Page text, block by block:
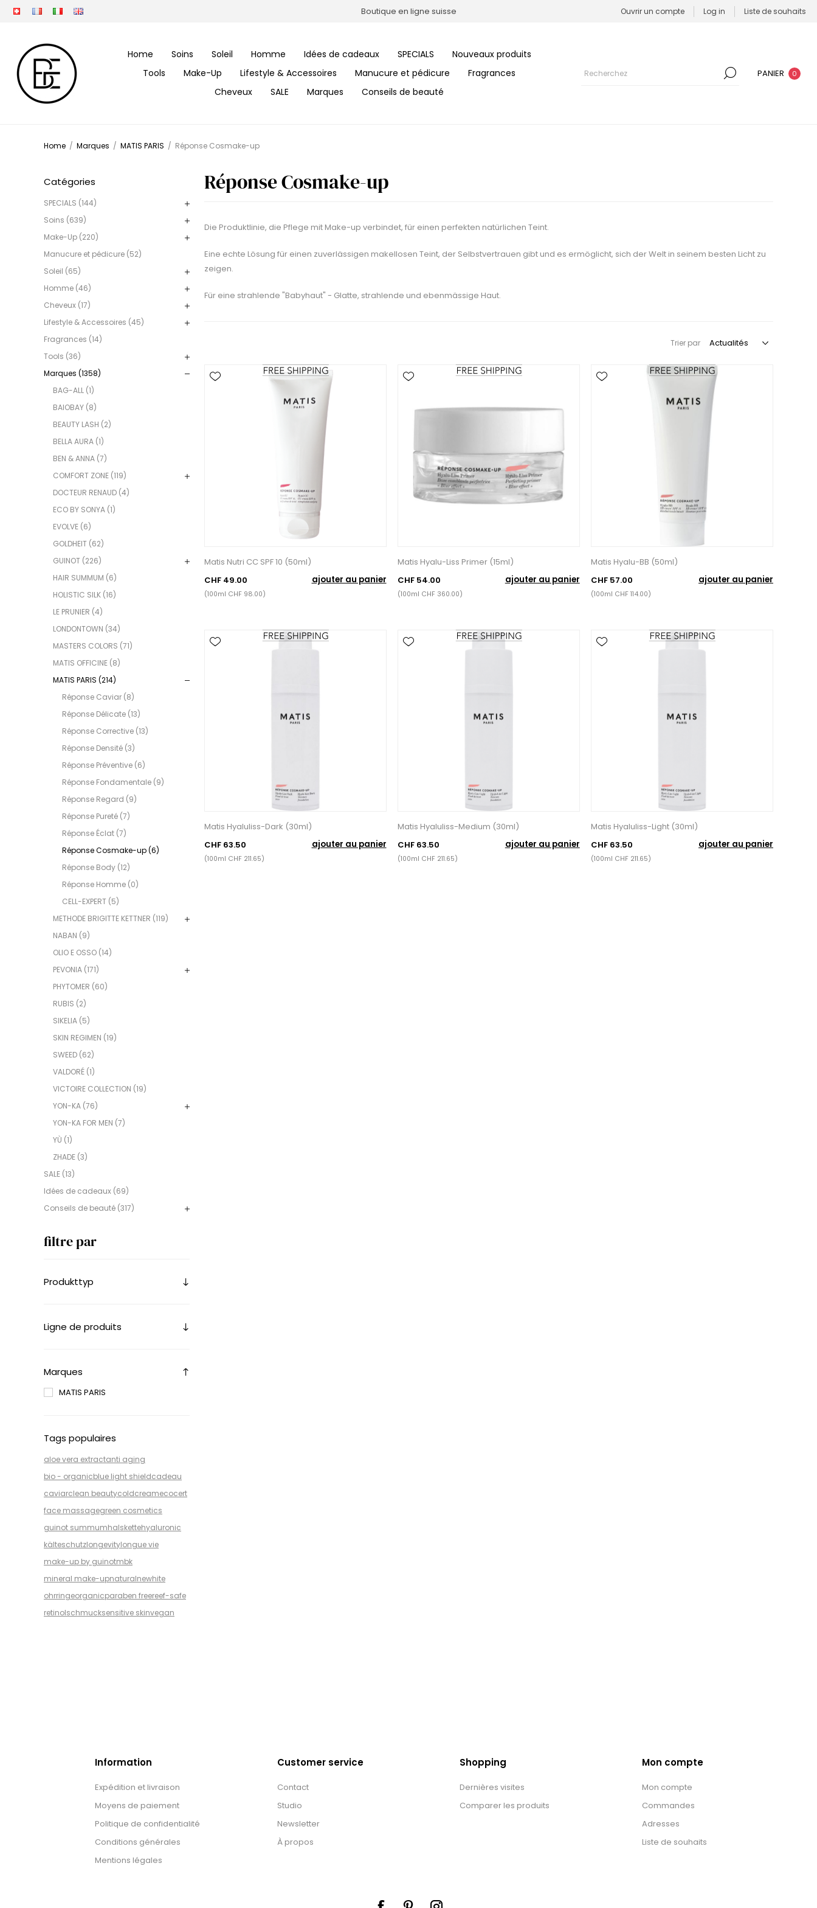
Boutique en ligne suisse Ouvrir un compte Log in Liste de souhaits
Home Soins Soleil Homme Idées de cadeaux SPECIALS
Nouveaux produits
Tools
Make-Up Lifestyle & Accessoires Manucure et pédicure
Fragrances
Cheveux
SALE Marques Conseils de beauté
PANIER 0
Home / Marques / MATIS PARIS / Réponse Cosmake-up
Catégories
SPECIALS (144)
Soins (639)
Make-Up (220)
Manucure et pédicure (52)
Soleil (65)
Homme (46)
Cheveux (17)
Lifestyle & Accessoires (45)
Fragrances (14)
Tools (36)
Marques (1358)
BAG-ALL (1)
BAIOBAY (8)
BEAUTY LASH (2)
BELLA AURA (1)
BEN & ANNA (7)
COMFORT ZONE (119)
DOCTEUR RENAUD (4)
ECO BY SONYA (1)
EVOLVE (6)
GOLDHEIT (62)
GUINOT (226)
HAIR SUMMUM (6)
HOLISTIC SILK (16)
LE PRUNIER (4)
LONDONTOWN (34)
MASTERS COLORS (71)
MATIS OFFICINE (8)
MATIS PARIS (214)
Réponse Caviar (8)
Réponse Délicate (13)
Réponse Corrective (13)
Réponse Densité (3)
Réponse Préventive (6)
Réponse Fondamentale (9)
Réponse Regard (9)
Réponse Pureté (7)
Réponse Éclat (7)
Réponse Cosmake-up (6)
Réponse Body (12)
Réponse Homme (0)
CELL-EXPERT (5)
METHODE BRIGITTE KETTNER (119)
NABAN (9)
OLIO E OSSO (14)
PEVONIA (171)
PHYTOMER (60)
RUBIS (2)
SIKELIA (5)
SKIN REGIMEN (19)
SWEED (62)
VALDORÉ (1)
VICTOIRE COLLECTION (19)
YON-KA (76)
YON-KA FOR MEN (7)
YÙ (1)
ZHADE (3)
SALE (13)
Idées de cadeaux (69)
Conseils de beauté (317)
filtre par
Produkttyp
Ligne de produits
Marques
MATIS PARIS
Tags populaires
aloe vera extractanti aging
bio - organicblue light shieldcadeau
caviarclean beautycoldcreamecocert
face massagegreen cosmetics
guinot summumhalskettehyaluronic
kälteschutzlongevitylongue vie
make-up by guinotmbk
mineral make-upnaturalnewhite
ohrringeorganicparaben freereef-safe
retinolschmucksensitive skinvegan
Réponse Cosmake-up
Die Produktlinie, die Pflege mit Make-up verbindet, für einen perfekten natürlichen Teint.
Eine echte Lösung für einen zuverlässigen makellosen Teint, der Selbstvertrauen gibt und es ermöglicht, sich der Welt in seinem besten Licht zu
zeigen.
Für eine strahlende "Babyhaut" - Glatte, strahlende und ebenmässige Haut.
Trier par
Matis Nutri CC SPF 10 (50ml)
CHF 49.00
ajouter au panier
(100ml CHF 98.00)
Matis Hyalu-Liss Primer (15ml)
CHF 54.00
ajouter au panier
(100ml CHF 360.00)
Matis Hyalu-BB (50ml)
CHF 57.00
ajouter au panier
(100ml CHF 114.00)
Matis Hyaluliss-Dark (30ml)
CHF 63.50
ajouter au panier
(100ml CHF 211.65)
Matis Hyaluliss-Medium (30ml)
CHF 63.50
ajouter au panier
(100ml CHF 211.65)
Matis Hyaluliss-Light (30ml)
CHF 63.50
ajouter au panier
(100ml CHF 211.65)
Information
Expédition et livraison
Moyens de paiement
Politique de confidentialité
Conditions générales
Mentions légales
Customer service
Contact
Studio
Newsletter
À propos
Shopping
Dernières visites
Comparer les produits
Mon compte
Mon compte
Commandes
Adresses
Liste de souhaits